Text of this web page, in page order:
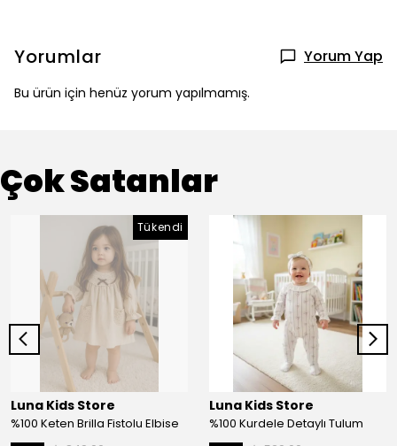
Yorumlar Yorum Yap
Bu ürün için henüz yorum yapılmamış.
Çok Satanlar
Tükendi
Luna Kids Store
%100 Keten Brilla Fistolu Elbise
Luna Kids Store
%100 Kurdele Detaylı Tulum